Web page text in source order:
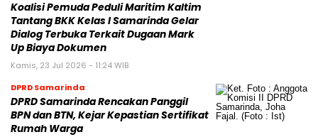
Koalisi Pemuda Peduli Maritim Kaltim
Tantang BKK Kelas I Samarinda Gelar
Dialog Terbuka Terkait Dugaan Mark
Up Biaya Dokumen
Kamis, 23 Jul 2026 - 11:24 WIB
DPRD Samarinda
DPRD Samarinda Rencakan Panggil
BPN dan BTN, Kejar Kepastian Sertifikat
Rumah Warga